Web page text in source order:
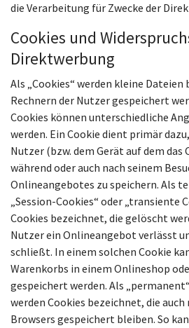
die Verarbeitung für Zwecke der
Cookies und
Direktwerbung
Als „Cookies“ werden kleine
Rechnern der Nutzer gespeichert
Cookies können unterschiedliche
werden. Ein Cookie dient primär
Nutzer (bzw. dem Gerät auf dem
während oder auch nach seinem
Onlineangebotes zu speichern. Als
„Session-Cookies“ oder „transiente
Cookies bezeichnet, die gelöscht
Nutzer ein Onlineangebot verlässt
schließt. In einem solchen Cookie
Warenkorbs in einem Onlineshop
gespeichert werden. Als
werden Cookies bezeichnet, die auch
Browsers gespeichert bleiben. So